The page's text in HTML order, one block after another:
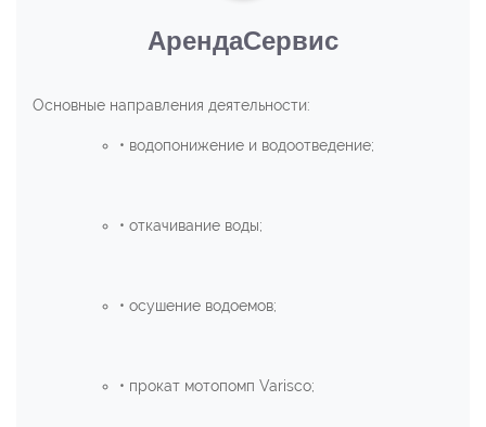
АрендаСервис
Основные направления деятельности:
• водопонижение и водоотведение;
• откачивание воды;
• осушение водоемов;
• прокат мотопомп Varisco;